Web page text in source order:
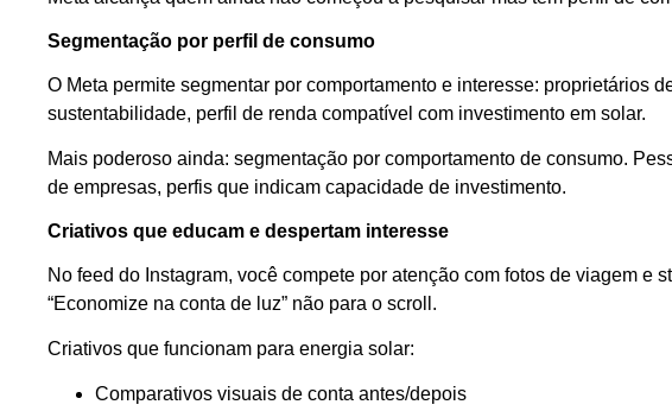
Segmentação por perfil de consumo
O Meta permite segmentar por comportamento e interesse: proprietários
sustentabilidade, perfil de renda compatível com investimento em solar.
Mais poderoso ainda: segmentação por comportamento de consumo.
de empresas, perfis que indicam capacidade de investimento.
Criativos que educam e despertam interesse
No feed do Instagram, você compete por atenção com fotos de viagem e
“Economize na conta de luz” não para o scroll.
Criativos que funcionam para energia solar:
Comparativos visuais de conta antes/depois